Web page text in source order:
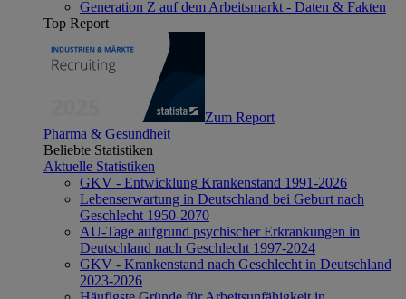
Generation Z auf dem Arbeitsmarkt - Daten & Fakten
Top Report
Zum Report
Pharma & Gesundheit
Beliebte Statistiken
Aktuelle Statistiken
GKV - Entwicklung Krankenstand 1991-2026
Lebenserwartung in Deutschland bei Geburt nach
Geschlecht 1950-2070
AU-Tage aufgrund psychischer Erkrankungen in
Deutschland nach Geschlecht 1997-2024
GKV - Krankenstand nach Geschlecht in Deutschland
2023-2026